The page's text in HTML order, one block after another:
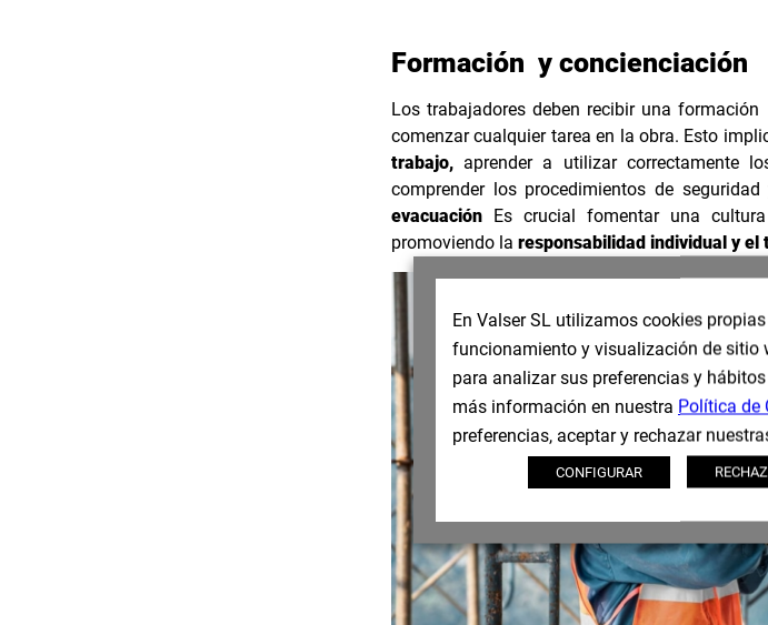
Formación y concienciación
Los trabajadores deben recibir una
comenzar cualquier tarea en la obra. Esto
trabajo, aprender a utilizar correctamente
comprender los procedimientos de seguridad
evacuación Es crucial fomentar una
promoviendo la responsabilidad individual y el
En Valser SL utilizamos cookies
funcionamiento y visualización de sitio
para analizar sus preferencias y
más información en nuestra Política de
preferencias, aceptar y rechazar
CONFIGURAR